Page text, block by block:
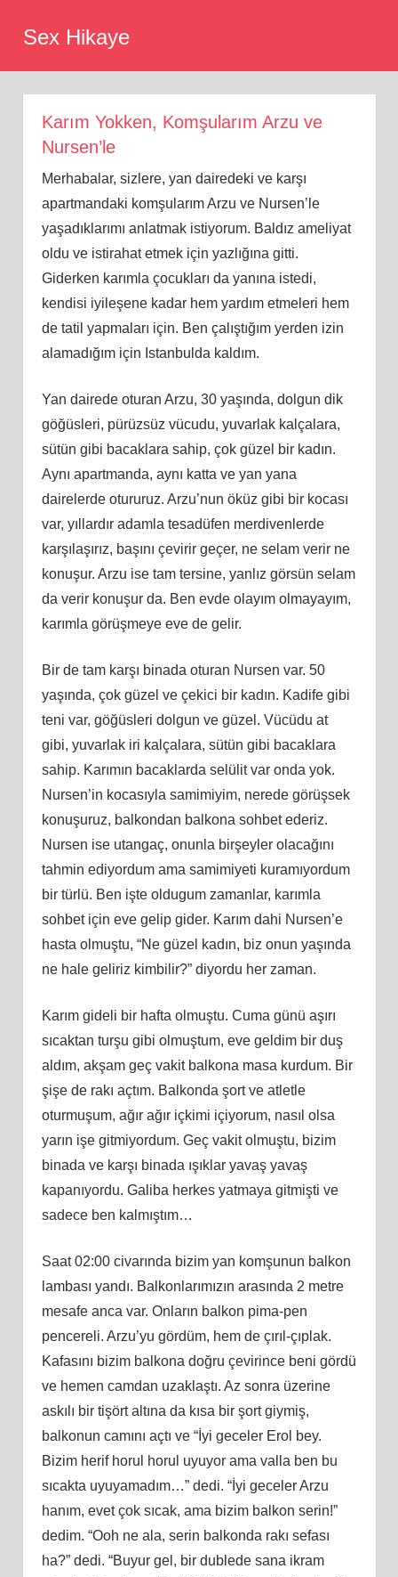
Sex Hikaye
Karım Yokken, Komşularım Arzu ve
Nursen’le
Merhabalar, sizlere, yan dairedeki ve karşı
apartmandaki komşularım Arzu ve Nursen’le
yaşadıklarımı anlatmak istiyorum. Baldız ameliyat
oldu ve istirahat etmek için yazlığına gitti.
Giderken karımla çocukları da yanına istedi,
kendisi iyileşene kadar hem yardım etmeleri hem
de tatil yapmaları için. Ben çalıştığım yerden izin
alamadığım için Istanbulda kaldım.
Yan dairede oturan Arzu, 30 yaşında, dolgun dik
göğüsleri, pürüzsüz vücudu, yuvarlak kalçalara,
sütün gibi bacaklara sahip, çok güzel bir kadın.
Aynı apartmanda, aynı katta ve yan yana
dairelerde otururuz. Arzu’nun öküz gibi bir kocası
var, yıllardır adamla tesadüfen merdivenlerde
karşılaşırız, başını çevirir geçer, ne selam verir ne
konuşur. Arzu ise tam tersine, yanlız görsün selam
da verir konuşur da. Ben evde olayım olmayayım,
karımla görüşmeye eve de gelir.
Bir de tam karşı binada oturan Nursen var. 50
yaşında, çok güzel ve çekici bir kadın. Kadife gibi
teni var, göğüsleri dolgun ve güzel. Vücüdu at
gibi, yuvarlak iri kalçalara, sütün gibi bacaklara
sahip. Karımın bacaklarda selülit var onda yok.
Nursen’in kocasıyla samimiyim, nerede görüşsek
konuşuruz, balkondan balkona sohbet ederiz.
Nursen ise utangaç, onunla birşeyler olacağını
tahmin ediyordum ama samimiyeti kuramıyordum
bir türlü. Ben işte oldugum zamanlar, karımla
sohbet için eve gelip gider. Karım dahi Nursen’e
hasta olmuştu, “Ne güzel kadın, biz onun yaşında
ne hale geliriz kimbilir?” diyordu her zaman.
Karım gideli bir hafta olmuştu. Cuma günü aşırı
sıcaktan turşu gibi olmuştum, eve geldim bir duş
aldım, akşam geç vakit balkona masa kurdum. Bir
şişe de rakı açtım. Balkonda şort ve atletle
oturmuşum, ağır ağır içkimi içiyorum, nasıl olsa
yarın işe gitmiyordum. Geç vakit olmuştu, bizim
binada ve karşı binada ışıklar yavaş yavaş
kapanıyordu. Galiba herkes yatmaya gitmişti ve
sadece ben kalmıştım…
Saat 02:00 civarında bizim yan komşunun balkon
lambası yandı. Balkonlarımızın arasında 2 metre
mesafe anca var. Onların balkon pima-pen
pencereli. Arzu’yu gördüm, hem de çırıl-çıplak.
Kafasını bizim balkona doğru çevirince beni gördü
ve hemen camdan uzaklaştı. Az sonra üzerine
askılı bir tişört altına da kısa bir şort giymiş,
balkonun camını açtı ve “İyi geceler Erol bey.
Bizim herif horul horul uyuyor ama valla ben bu
sıcakta uyuyamadım…” dedi. “İyi geceler Arzu
hanım, evet çok sıcak, ama bizim balkon serin!”
dedim. “Ooh ne ala, serin balkonda rakı sefası
ha?” dedi. “Buyur gel, bir dublede sana ikram